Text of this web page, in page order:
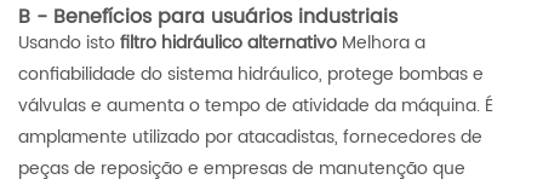
B - Benefícios para usuários industriais
Usando istofiltro hidráulico alternativo Melhora a
confiabilidade do sistema hidráulico, protege bombas e
válvulas e aumenta o tempo de atividade da máquina. É
amplamente utilizado por atacadistas, fornecedores de
peças de reposição e empresas de manutenção que